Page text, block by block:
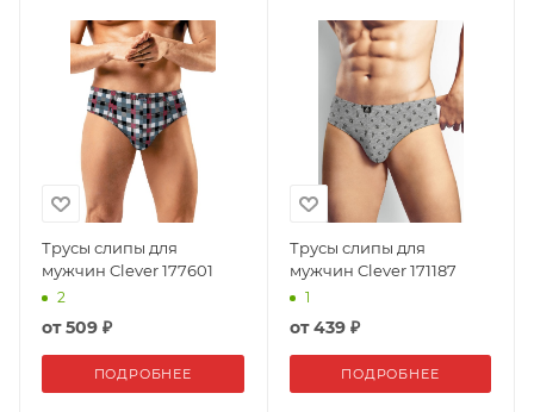
Трусы слипы для
мужчин Clever 177601
2
от509 ₽
ПОДРОБНЕЕ
Трусы слипы для
мужчин Clever 171187
1
от439 ₽
ПОДРОБНЕЕ